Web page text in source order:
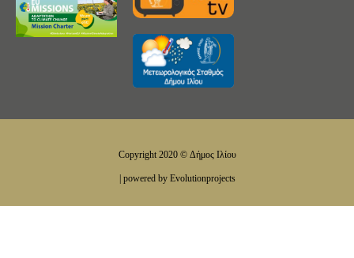
Copyright 2020 © Δήμος Ιλίου
| powered by Evolutionprojects